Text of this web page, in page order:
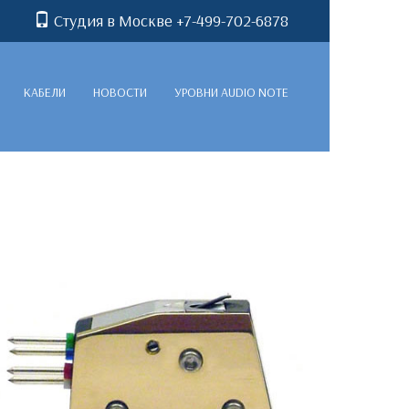
Студия в Москве +7-499-702-6878
КАБЕЛИ НОВОСТИ УРОВНИ AUDIO NOTE